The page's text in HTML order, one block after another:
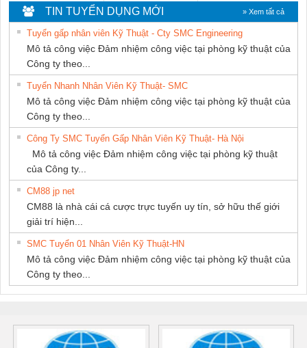
DONG THANH
DỊCH VỤ XNK
PHƯƠNG NAM
TIẾN HƯNG
TIN TUYỂN DỤNG MỚI » Xem tất cả
Tuyển gấp nhân viên Kỹ Thuật - Cty SMC Engineering
Mô tả công việc Đảm nhiệm công việc tại phòng kỹ thuật của
Công ty theo...
Tuyển Nhanh Nhân Viên Kỹ Thuật- SMC
Mô tả công việc Đảm nhiệm công việc tại phòng kỹ thuật của
Công ty theo...
Công Ty SMC Tuyển Gấp Nhân Viên Kỹ Thuật- Hà Nội
Mô tả công việc Đảm nhiệm công việc tại phòng kỹ thuật
của Công ty...
CM88 jp net
CM88 là nhà cái cá cược trực tuyến uy tín, sở hữu thế giới
giải trí hiện...
SMC Tuyển 01 Nhân Viên Kỹ Thuật-HN
Mô tả công việc Đảm nhiệm công việc tại phòng kỹ thuật của
Công ty theo...